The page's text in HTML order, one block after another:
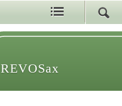
REVOSax